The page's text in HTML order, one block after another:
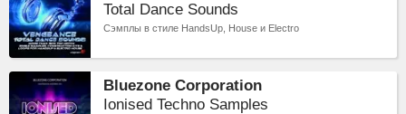
Total Dance Sounds
Сэмплы в стиле HandsUp, House и Electro
Bluezone Corporation
Ionised Techno Samples